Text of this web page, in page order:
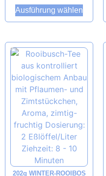
Ausführung wählen
202g WINTER-ROOIBOS